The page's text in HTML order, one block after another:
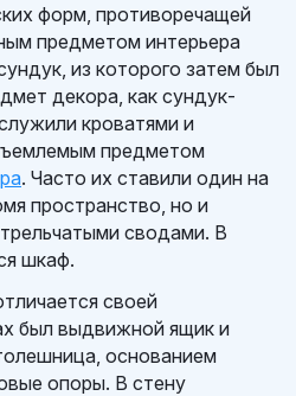
форм, противоречащей
предметом интерьера
из которого затем был
декора, как сундук-
кроватями и
предметом
. Часто их ставили один на
пространство, но и
сводами. В
шкаф.
своей
был выдвижной ящик и
основанием
опоры. В стену